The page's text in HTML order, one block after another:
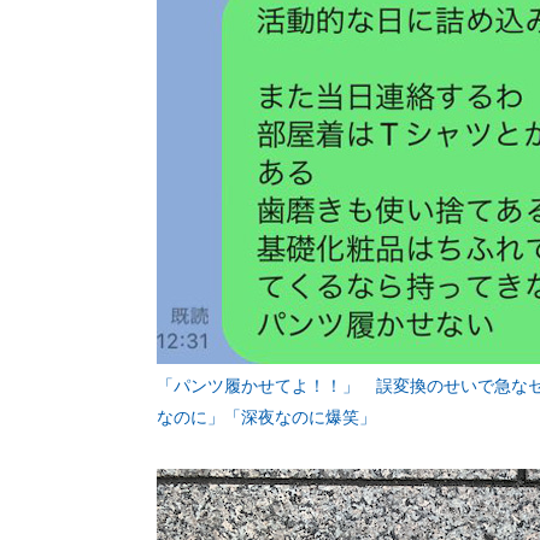
「パンツ履かせてよ！！」 誤変換のせいで急な
なのに」「深夜なのに爆笑」